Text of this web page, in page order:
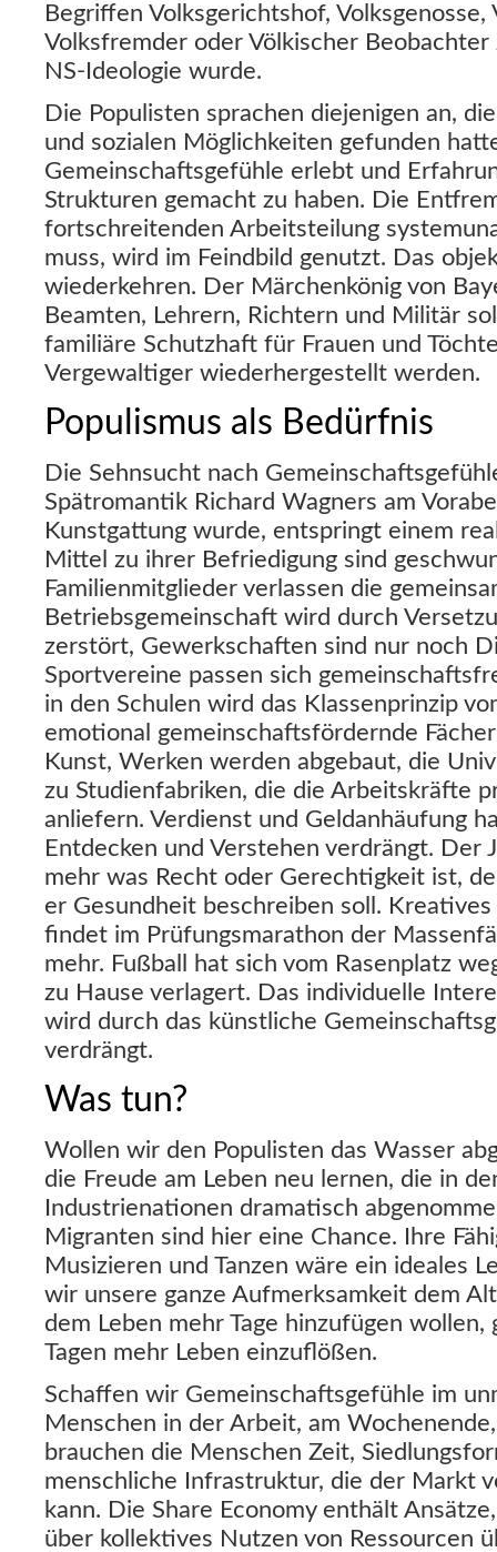
Begriffen Volksgerichtshof, Volksgenosse,
Volksfremder oder Völkischer
NS-Ideologie wurde.
Die Populisten sprachen diejenigen an,
und sozialen Möglichkeiten gefunden
Gemeinschaftsgefühle erlebt und
Strukturen gemacht zu haben. Die
fortschreitenden Arbeitsteilung
muss, wird im Feindbild genutzt. Das
wiederkehren. Der Märchenkönig von
Beamten, Lehrern, Richtern und Militär
familiäre Schutzhaft für Frauen und
Vergewaltiger wiederhergestellt werden.
Populismus als Bedürfnis
Die Sehnsucht nach
Spätromantik Richard Wagners am
Kunstgattung wurde, entspringt einem
Mittel zu ihrer Befriedigung sind
Familienmitglieder verlassen die
Betriebsgemeinschaft wird durch
zerstört, Gewerkschaften sind nur noch
Sportvereine passen sich
in den Schulen wird das Klassenprinzip
emotional gemeinschaftsfördernde
Kunst, Werken werden abgebaut, die
zu Studienfabriken, die die Arbeitskräfte
anliefern. Verdienst und Geldanhäufung
Entdecken und Verstehen verdrängt. Der
mehr was Recht oder Gerechtigkeit ist,
er Gesundheit beschreiben soll.
findet im Prüfungsmarathon der
mehr. Fußball hat sich vom Rasenplatz
zu Hause verlagert. Das individuelle
wird durch das künstliche
verdrängt.
Was tun?
Wollen wir den Populisten das Wasser
die Freude am Leben neu lernen, die in
Industrienationen dramatisch
Migranten sind hier eine Chance. Ihre
Musizieren und Tanzen wäre ein ideales
wir unsere ganze Aufmerksamkeit dem
dem Leben mehr Tage hinzufügen wollen,
Tagen mehr Leben einzuflößen.
Schaffen wir Gemeinschaftsgefühle im
Menschen in der Arbeit, am
brauchen die Menschen Zeit,
menschliche Infrastruktur, die der Markt
kann. Die Share Economy enthält
über kollektives Nutzen von Ressourcen